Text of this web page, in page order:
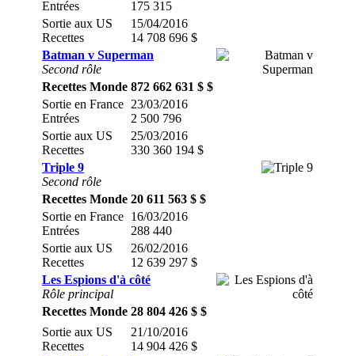
Entrées
175 315
Sortie aux US
Recettes
15/04/2016
14 708 696 $
Batman v Superman
Second rôle
Recettes Monde 872 662 631 $ $
Sortie en France
Entrées
23/03/2016
2 500 796
Sortie aux US
Recettes
25/03/2016
330 360 194 $
Triple 9
Second rôle
Recettes Monde 20 611 563 $ $
Sortie en France
Entrées
16/03/2016
288 440
Sortie aux US
Recettes
26/02/2016
12 639 297 $
Les Espions d'à côté
Rôle principal
Recettes Monde 28 804 426 $ $
Sortie aux US
Recettes
21/10/2016
14 904 426 $